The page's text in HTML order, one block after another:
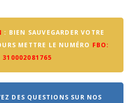
: BIEN SAUVEGARDER VOTRE
METTRE LE NUMÉRO FBO:
310002081765
DES QUESTIONS SUR NOS